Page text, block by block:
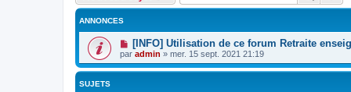
ANNONCES
[INFO] Utilisation de ce forum Retraite
par admin » mer. 15 sept. 2021 21:19
SUJETS